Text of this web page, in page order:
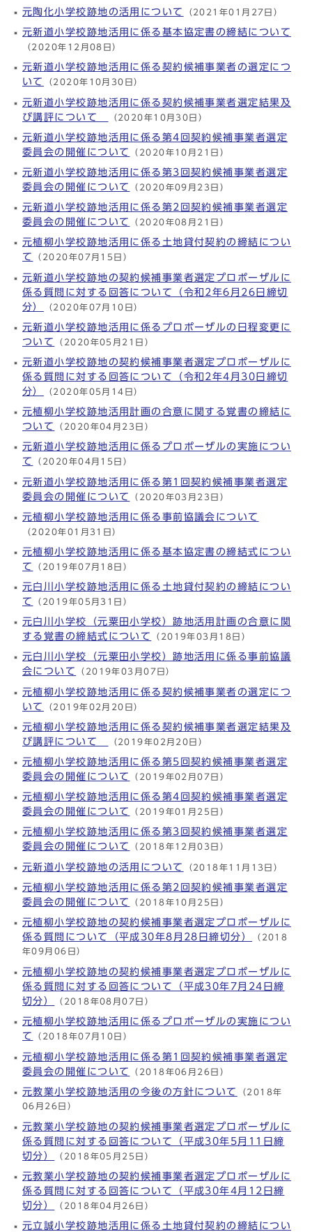
元陶化小学校跡地の活用について （2021年01月27日）
元新道小学校跡地活用に係る基本協定書の締結について
（2020年12月08日）
元新道小学校跡地活用に係る契約候補事業者の選定につ
いて
（2020年10月30日）
元新道小学校跡地活用に係る契約候補事業者選定結果及
び講評について
（2020年10月30日）
元新道小学校跡地活用に係る第4回契約候補事業者選定
委員会の開催について
（2020年10月21日）
元新道小学校跡地活用に係る第3回契約候補事業者選定
委員会の開催について
（2020年09月23日）
元新道小学校跡地活用に係る第2回契約候補事業者選定
委員会の開催について
（2020年08月21日）
元植柳小学校跡地活用に係る土地貸付契約の締結につい
て
（2020年07月15日）
元新道小学校跡地の契約候補事業者選定プロポーザルに
係る質問に対する回答について（令和2年6月26日締切
分）
（2020年07月10日）
元新道小学校跡地活用に係るプロポーザルの日程変更に
ついて
（2020年05月21日）
元新道小学校跡地の契約候補事業者選定プロポーザルに
係る質問に対する回答について（令和2年4月30日締切
分）
（2020年05月14日）
元植柳小学校跡地活用計画の合意に関する覚書の締結に
ついて
（2020年04月23日）
元新道小学校跡地活用に係るプロポーザルの実施につい
て
（2020年04月15日）
元新道小学校跡地活用に係る第1回契約候補事業者選定
委員会の開催について
（2020年03月23日）
元植柳小学校跡地活用に係る事前協議会について
（2020年01月31日）
元植柳小学校跡地活用に係る基本協定書の締結式につい
て
（2019年07月18日）
元白川小学校跡地活用に係る土地貸付契約の締結につい
て
（2019年05月31日）
元白川小学校（元粟田小学校）跡地活用計画の合意に関
する覚書の締結式について
（2019年03月18日）
元白川小学校（元粟田小学校）跡地活用に係る事前協議
会について
（2019年03月07日）
元植柳小学校跡地活用に係る契約候補事業者の選定につ
いて
（2019年02月20日）
元植柳小学校跡地活用に係る契約候補事業者選定結果及
び講評について
（2019年02月20日）
元植柳小学校跡地活用に係る第5回契約候補事業者選定
委員会の開催について
（2019年02月07日）
元植柳小学校跡地活用に係る第4回契約候補事業者選定
委員会の開催について
（2019年01月25日）
元植柳小学校跡地活用に係る第3回契約候補事業者選定
委員会の開催について
（2018年12月03日）
元新道小学校跡地の活用について （2018年11月13日）
元植柳小学校跡地活用に係る第2回契約候補事業者選定
委員会の開催について
（2018年10月25日）
元植柳小学校跡地の契約候補事業者選定プロポーザルに
係る質問について（平成30年8月28日締切分）
（2018
年09月06日）
元植柳小学校跡地の契約候補事業者選定プロポーザルに
係る質問に対する回答について（平成30年7月24日締
切分）
（2018年08月07日）
元植柳小学校跡地活用に係るプロポーザルの実施につい
て
（2018年07月10日）
元植柳小学校跡地活用に係る第1回契約候補事業者選定
委員会の開催について
（2018年06月26日）
元教業小学校跡地活用の今後の方針について （2018年
06月26日）
元教業小学校跡地の契約候補事業者選定プロポーザルに
係る質問に対する回答について（平成30年5月11日締
切分）
（2018年05月25日）
元教業小学校跡地の契約候補事業者選定プロポーザルに
係る質問に対する回答について（平成30年4月12日締
切分）
（2018年04月26日）
元立誠小学校跡地活用に係る土地貸付契約の締結につい